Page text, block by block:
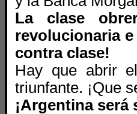
La clase
revolucionaria
contra clase!
Hay que abrir
triunfante. ¡Que
¡Argentina